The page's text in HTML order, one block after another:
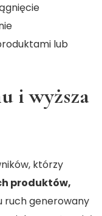
lub
i wyższa
którzy
produktów,
ruch generowany